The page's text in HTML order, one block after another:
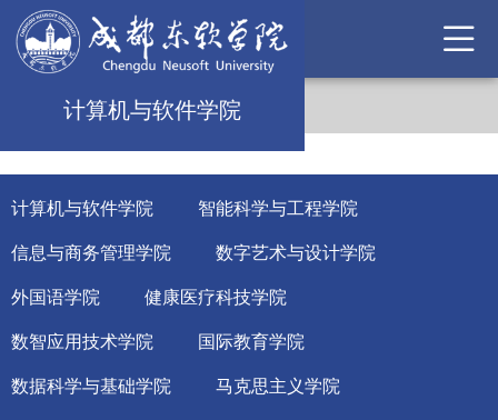
计算机与软件学院
计算机与软件学院 智能科学与工程学院
信息与商务管理学院 数字艺术与设计学院
外国语学院 健康医疗科技学院
数智应用技术学院 国际教育学院
数据科学与基础学院 马克思主义学院